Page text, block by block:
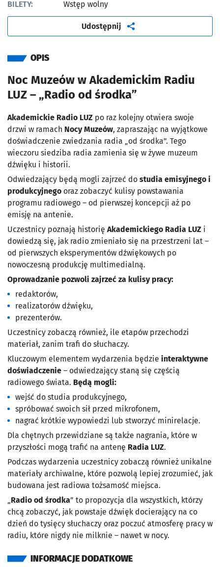
BILETY:
Wstęp wolny
Udostępnij artykuł
OPIS
Noc Muzeów w Akademickim Radiu
LUZ – „Radio od środka”
Akademickie Radio LUZ po raz kolejny otwiera swoje
drzwi w ramach Nocy Muzeów, zapraszając na wyjątkowe
doświadczenie zwiedzania radia „od środka”. Tego
wieczoru siedziba radia zamienia się w żywe muzeum
dźwięku i historii.
Odwiedzający będą mogli zajrzeć do studia emisyjnego i
produkcyjnego oraz zobaczyć kulisy powstawania
programu radiowego – od pierwszej koncepcji aż po
emisję na antenie.
Uczestnicy poznają historię Akademickiego Radia LUZ i
dowiedzą się, jak radio zmieniało się na przestrzeni lat –
od pierwszych eksperymentów dźwiękowych po
nowoczesną produkcję multimedialną.
Oprowadzanie pozwoli zajrzeć za kulisy pracy:
redaktorów,
realizatorów dźwięku,
prezenterów.
Uczestnicy zobaczą również, ile etapów przechodzi
materiał, zanim trafi do słuchaczy.
Kluczowym elementem wydarzenia będzie interaktywne
doświadczenie – odwiedzający staną się częścią
radiowego świata. Będą mogli:
wejść do studia produkcyjnego,
spróbować swoich sił przed mikrofonem,
nagrać krótkie wypowiedzi lub stworzyć minirelacje.
Dla chętnych przewidziane są także nagrania, które w
przyszłości mogą trafić na antenę Radia LUZ.
Podczas wydarzenia uczestnicy zobaczą również unikalne
materiały archiwalne, które pozwolą lepiej zrozumieć, jak
budowana jest radiowa tożsamość miejsca.
„Radio od środka” to propozycja dla wszystkich, którzy
chcą zobaczyć, jak powstaje dźwięk docierający na co
dzień do tysięcy słuchaczy oraz poczuć atmosferę pracy w
radiu, które nigdy nie milknie – nawet w nocy.
INFORMACJE DODATKOWE